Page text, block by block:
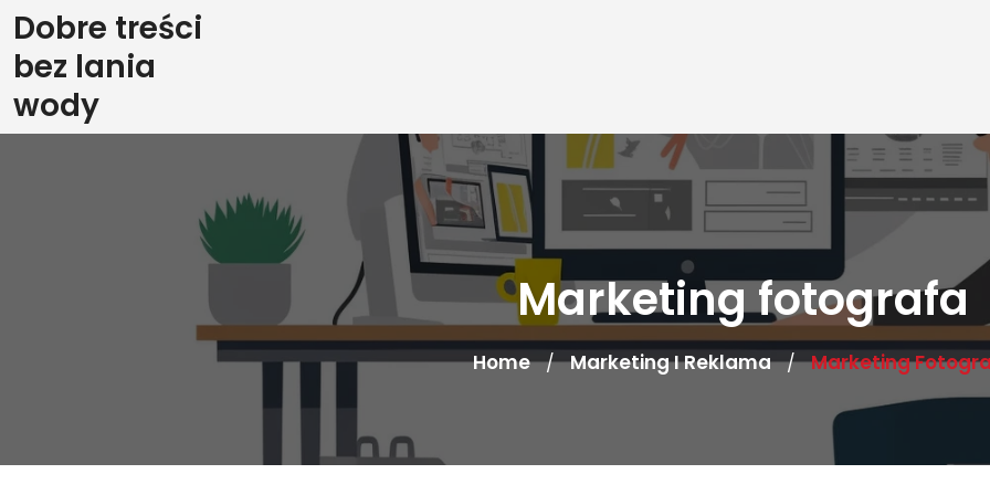
Skip
to
content
Dobre treści
bez lania
wody
Marketing fotografa
Home / Marketing I Reklama / Marketing